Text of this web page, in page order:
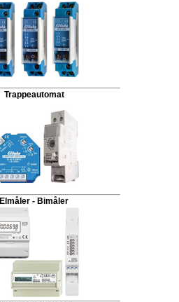
Trappeautomat
Elmåler - Bimåler